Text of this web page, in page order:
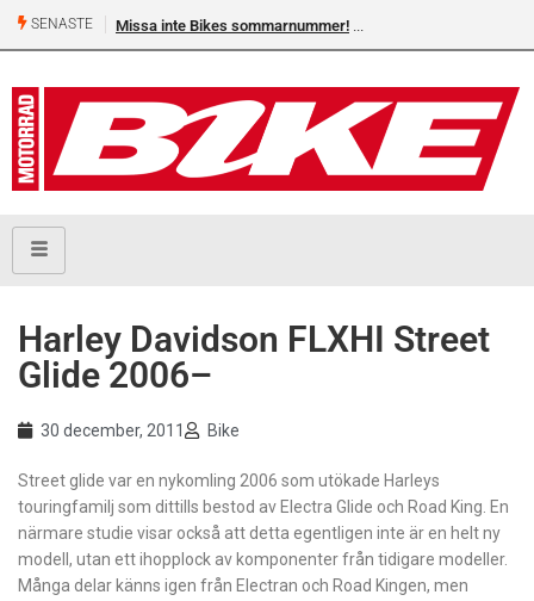
SENASTE Missa inte Bikes sommarnummer!
Harley Davidson FLXHI Street
Glide 2006–
30 december, 2011 Bike
Street glide var en nykomling 2006 som utökade Harleys
touringfamilj som dittills bestod av Electra Glide och Road King. En
närmare studie visar också att detta egentligen inte är en helt ny
modell, utan ett ihopplock av komponenter från tidigare modeller.
Många delar känns igen från Electran och Road Kingen, men